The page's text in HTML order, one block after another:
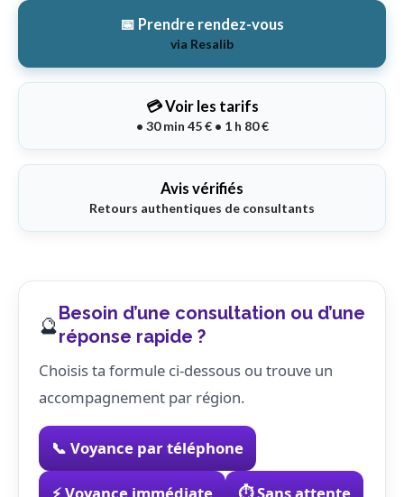
📅 Prendre rendez-vous
via Resalib
💳 Voir les tarifs
• 30 min 45 € • 1 h 80 €
Avis vérifiés
Retours authentiques de consultants
🔮Besoin d’une consultation ou d’une
réponse rapide ?
Choisis ta formule ci-dessous ou trouve un
accompagnement par région.
📞 Voyance par téléphone